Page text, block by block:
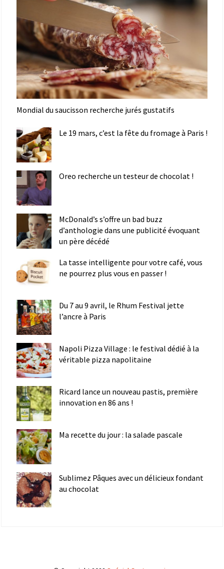
Mondial du saucisson recherche jurés gustatifs
Le 19 mars, c’est la fête du fromage à Paris !
Oreo recherche un testeur de chocolat !
McDonald’s s’offre un bad buzz
d’anthologie dans une publicité évoquant
un père décédé
La tasse intelligente pour votre café, vous
ne pourrez plus vous en passer !
Du 7 au 9 avril, le Rhum Festival jette
l’ancre à Paris
Napoli Pizza Village : le festival dédié à la
véritable pizza napolitaine
Ricard lance un nouveau pastis, première
innovation en 86 ans !
Ma recette du jour : la salade pascale
Sublimez Pâques avec un délicieux fondant
au chocolat